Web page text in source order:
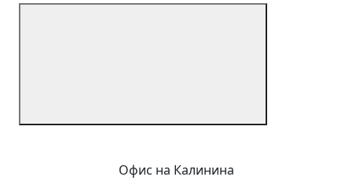
Офис на Калинина